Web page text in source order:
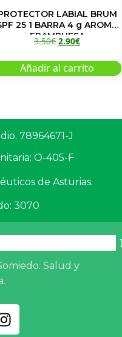
LABIAL BRUM
25 1 BARRA 4 g AROMA
FRAMBUESA
3.50€ 2.90€
Añadir al carrito
78964671-J
O-405-F
de Asturias.
3070
Salud y